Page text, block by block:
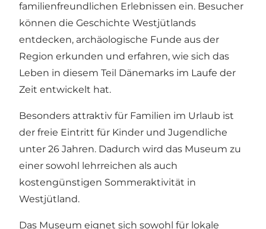
familienfreundlichen Erlebnissen ein. Besucher
können die Geschichte Westjütlands
entdecken, archäologische Funde aus der
Region erkunden und erfahren, wie sich das
Leben in diesem Teil Dänemarks im Laufe der
Zeit entwickelt hat.
Besonders attraktiv für Familien im Urlaub ist
der freie Eintritt für Kinder und Jugendliche
unter 26 Jahren. Dadurch wird das Museum zu
einer sowohl lehrreichen als auch
kostengünstigen Sommeraktivität in
Westjütland.
Das Museum eignet sich sowohl für lokale